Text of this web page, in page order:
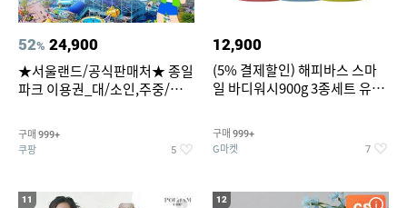
52% 24,900
★서울랜드/공식판매처★ 종일
파크 이용권_대/소인,주중/주
구매 999+
쿠팡 5
12,900
(5% 결제할인) 해피바스 스마
일 바디워시900g 3종세트 유
구매 999+
G마켓 7
11 12